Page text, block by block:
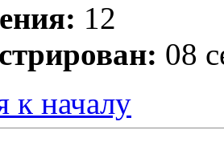
12
08
к началу